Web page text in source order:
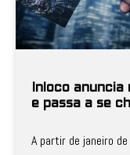
Inloco
e passa a se
A partir de janeiro